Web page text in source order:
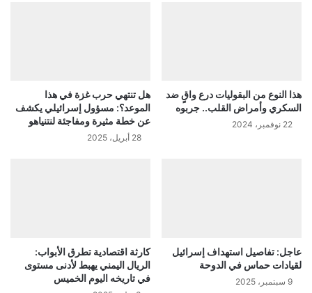
هذا النوع من البقوليات درع واقٍ ضد
السكري وأمراض القلب.. جربوه
22 نوفمبر، 2024
هل تنتهي حرب غزة في هذا
الموعد؟: مسؤول إسرائيلي يكشف
عن خطة مثيرة ومفاجئة لنتنياهو
28 أبريل، 2025
عاجل: تفاصيل استهداف إسرائيل
لقيادات حماس في الدوحة
9 سبتمبر، 2025
كارثة اقتصادية تطرق الأبواب:
الريال اليمني يهبط لأدنى مستوى
في تاريخه اليوم الخميس